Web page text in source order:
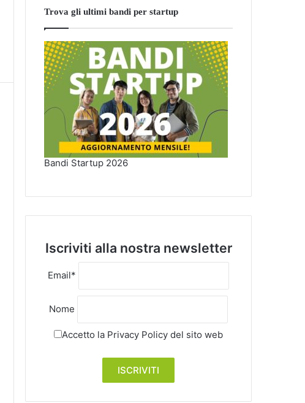
Trova gli ultimi bandi per startup
Bandi Startup 2026
Iscriviti alla nostra newsletter
Email*
Nome
Accetto la Privacy Policy del sito web